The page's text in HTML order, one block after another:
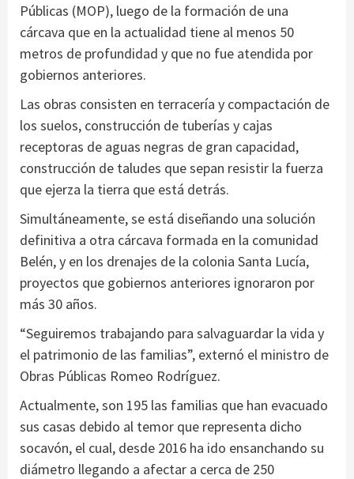
Públicas (MOP), luego de la formación de una
cárcava que en la actualidad tiene al menos 50
metros de profundidad y que no fue atendida por
gobiernos anteriores.
Las obras consisten en terracería y compactación de
los suelos, construcción de tuberías y cajas
receptoras de aguas negras de gran capacidad,
construcción de taludes que sepan resistir la fuerza
que ejerza la tierra que está detrás.
Simultáneamente, se está diseñando una solución
definitiva a otra cárcava formada en la comunidad
Belén, y en los drenajes de la colonia Santa Lucía,
proyectos que gobiernos anteriores ignoraron por
más 30 años.
“Seguiremos trabajando para salvaguardar la vida y
el patrimonio de las familias”, externó el ministro de
Obras Públicas Romeo Rodríguez.
Actualmente, son 195 las familias que han evacuado
sus casas debido al temor que representa dicho
socavón, el cual, desde 2016 ha ido ensanchando su
diámetro llegando a afectar a cerca de 250